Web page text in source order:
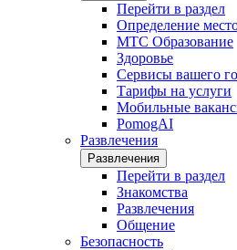
Перейти в раздел
Определение
МТС Образование
Здоровье
Сервисы вашего
Тарифы на услуги
Мобильные
PomogAI
Развлечения
Развлечения
Перейти в раздел
Знакомства
Развлечения
Общение
Безопасность